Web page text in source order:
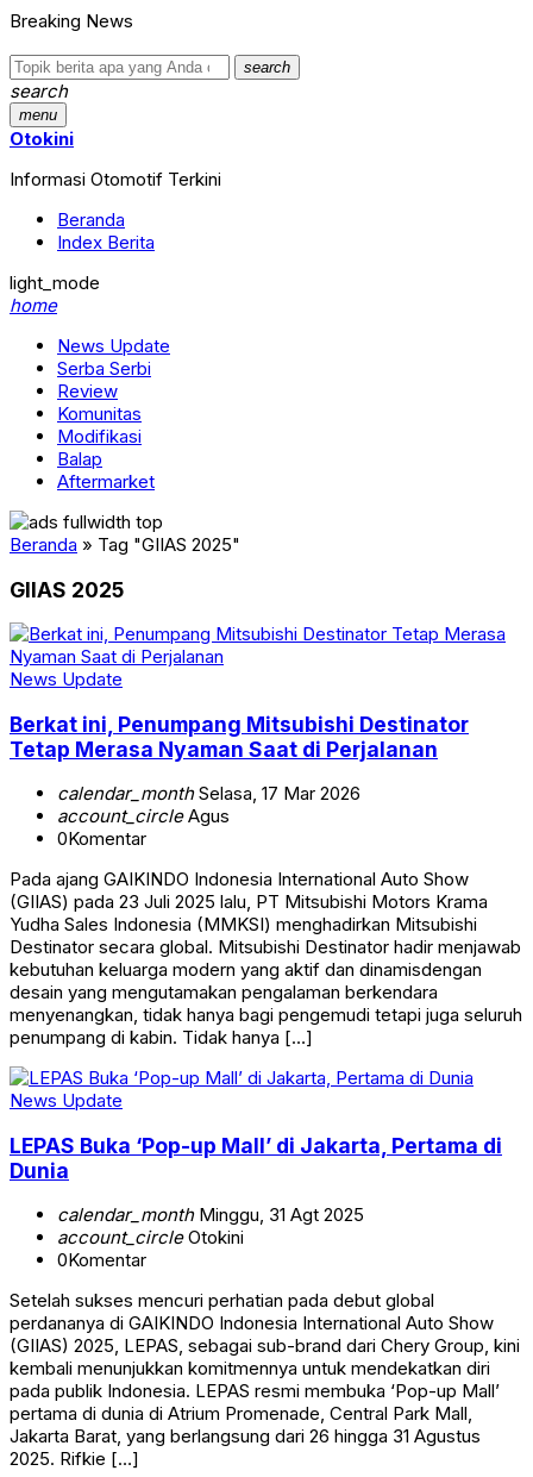
Breaking News
search
search
menu
Otokini
Informasi Otomotif Terkini
Beranda
Index Berita
light_mode
home
News Update
Serba Serbi
Review
Komunitas
Modifikasi
Balap
Aftermarket
Beranda » Tag "GIIAS 2025"
GIIAS 2025
News Update
Berkat ini, Penumpang Mitsubishi Destinator
Tetap Merasa Nyaman Saat di Perjalanan
calendar_monthSelasa, 17 Mar 2026
account_circleAgus
0Komentar
Pada ajang GAIKINDO Indonesia International Auto Show
(GIIAS) pada 23 Juli 2025 lalu, PT Mitsubishi Motors Krama
Yudha Sales Indonesia (MMKSI) menghadirkan Mitsubishi
Destinator secara global. Mitsubishi Destinator hadir menjawab
kebutuhan keluarga modern yang aktif dan dinamisdengan
desain yang mengutamakan pengalaman berkendara
menyenangkan, tidak hanya bagi pengemudi tetapi juga seluruh
penumpang di kabin. Tidak hanya […]
News Update
LEPAS Buka ‘Pop-up Mall’ di Jakarta, Pertama di
Dunia
calendar_monthMinggu, 31 Agt 2025
account_circleOtokini
0Komentar
Setelah sukses mencuri perhatian pada debut global
perdananya di GAIKINDO Indonesia International Auto Show
(GIIAS) 2025, LEPAS, sebagai sub-brand dari Chery Group, kini
kembali menunjukkan komitmennya untuk mendekatkan diri
pada publik Indonesia. LEPAS resmi membuka ‘Pop-up Mall’
pertama di dunia di Atrium Promenade, Central Park Mall,
Jakarta Barat, yang berlangsung dari 26 hingga 31 Agustus
2025. Rifkie […]